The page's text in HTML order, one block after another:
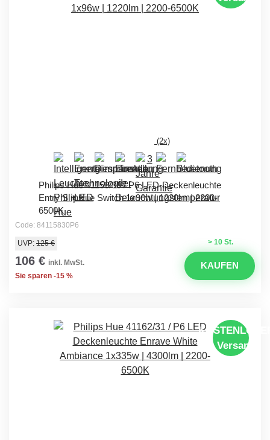
(2x)
Philips Hue 41158/30 / P6 LED-Deckenleuchte
Entry S + Hue Switch 1x96w | 1220lm | 2200-
6500K
Code: 84115830P6
> 10 St.
UVP: 125 €
106 € inkl. MwSt.
Sie sparen -15 %
KAUFEN
Versand